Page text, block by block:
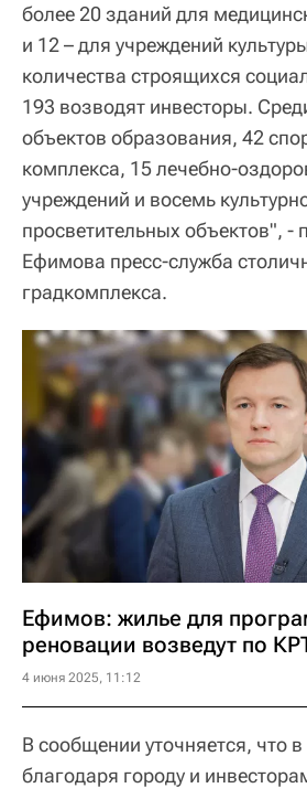
более 20 зданий для
и 12 – для учреждений
количества строящихся
193 возводят инвесторы.
объектов образования, 42
комплекса, 15 лечебно-
учреждений и восемь
просветительных объектов", -
Ефимова пресс-служба
градкомплекса.
Ефимов: жилье для
реновации возведут по
4 июня 2025, 11:12
В сообщении уточняется, что
благодаря городу и